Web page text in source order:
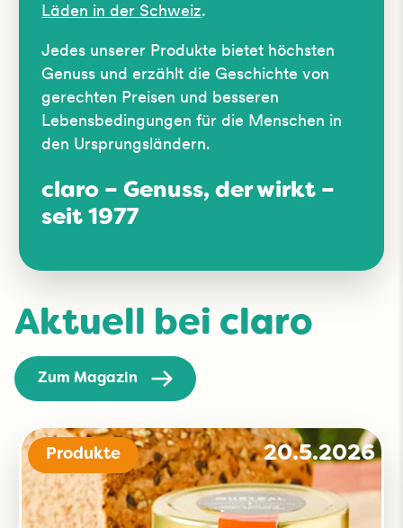
Läden in der Schweiz.
Jedes unserer Produkte bietet höchsten
Genuss und erzählt die Geschichte von
gerechten Preisen und besseren
Lebensbedingungen für die Menschen in
den Ursprungsländern.
claro – Genuss, der wirkt –
seit 1977
Aktuell bei claro
Zum Magazin
Produkte 20.5.2026